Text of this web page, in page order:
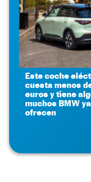
Este coche
cuesta menos
euros y tiene
muchos BMW
ofrecen